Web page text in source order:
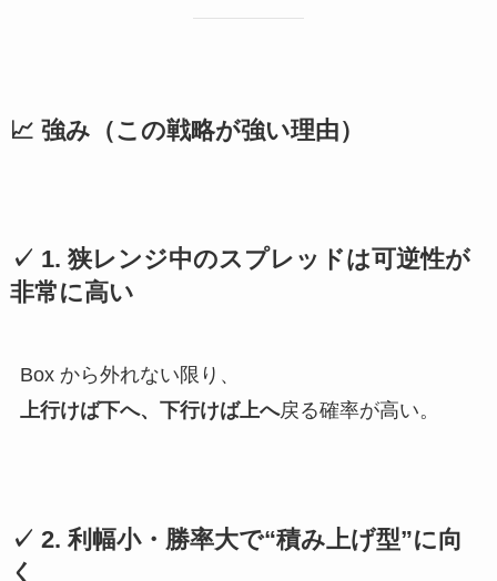
📈 強み（この戦略が強い理由）
✓ 1. 狭レンジ中のスプレッドは可逆性が
非常に高い
Box から外れない限り、
上行けば下へ、下行けば上へ戻る確率が高い。
✓ 2. 利幅小・勝率大で“積み上げ型”に向
く